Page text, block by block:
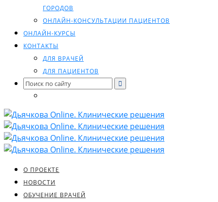
ГОРОДОВ
ОНЛАЙН-КОНСУЛЬТАЦИИ ПАЦИЕНТОВ
ОНЛАЙН-КУРСЫ
КОНТАКТЫ
ДЛЯ ВРАЧЕЙ
ДЛЯ ПАЦИЕНТОВ
Search
for:
О ПРОЕКТЕ
НОВОСТИ
ОБУЧЕНИЕ ВРАЧЕЙ